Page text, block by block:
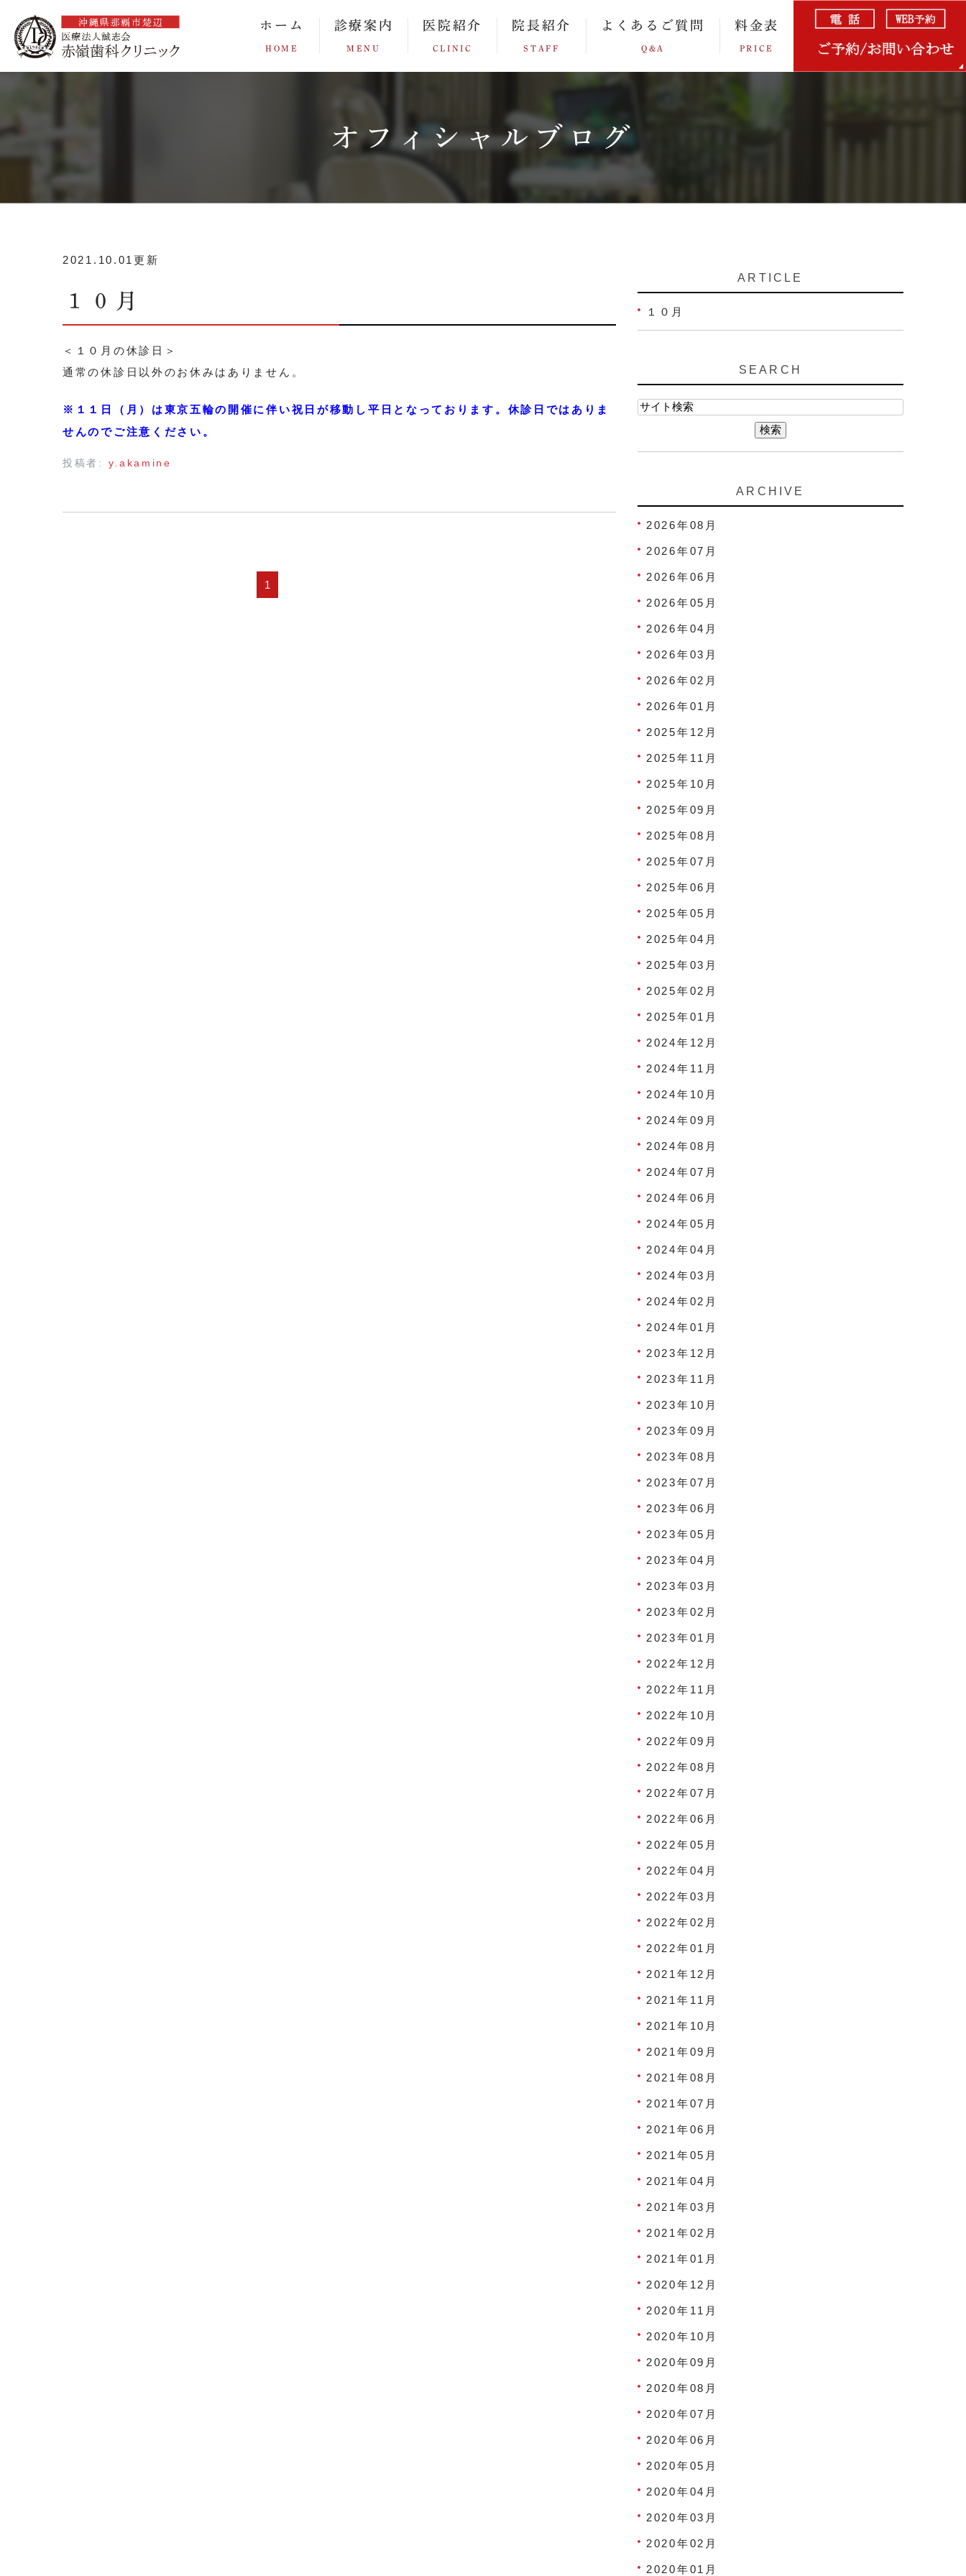
ホーム
HOME
診療案内
MENU
医院紹介
CLINIC
院長紹介
STAFF
よくあるご質問
Q&A
料金表
PRICE
オフィシャルブログ
2021.10.01更新
１０月
＜１０月の休診日＞
通常の休診日以外のお休みはありません。
※１１日（月）は東京五輪の開催に伴い祝日が移動し平日となっております。休診日ではありま
せんのでご注意ください。
投稿者: y.akamine
1
ARTICLE
１０月
SEARCH
ARCHIVE
2026年08月
2026年07月
2026年06月
2026年05月
2026年04月
2026年03月
2026年02月
2026年01月
2025年12月
2025年11月
2025年10月
2025年09月
2025年08月
2025年07月
2025年06月
2025年05月
2025年04月
2025年03月
2025年02月
2025年01月
2024年12月
2024年11月
2024年10月
2024年09月
2024年08月
2024年07月
2024年06月
2024年05月
2024年04月
2024年03月
2024年02月
2024年01月
2023年12月
2023年11月
2023年10月
2023年09月
2023年08月
2023年07月
2023年06月
2023年05月
2023年04月
2023年03月
2023年02月
2023年01月
2022年12月
2022年11月
2022年10月
2022年09月
2022年08月
2022年07月
2022年06月
2022年05月
2022年04月
2022年03月
2022年02月
2022年01月
2021年12月
2021年11月
2021年10月
2021年09月
2021年08月
2021年07月
2021年06月
2021年05月
2021年04月
2021年03月
2021年02月
2021年01月
2020年12月
2020年11月
2020年10月
2020年09月
2020年08月
2020年07月
2020年06月
2020年05月
2020年04月
2020年03月
2020年02月
2020年01月